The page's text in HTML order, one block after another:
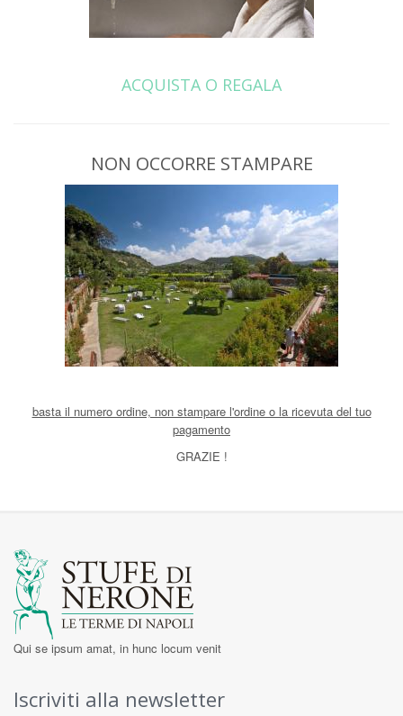
ACQUISTA O REGALA
NON OCCORRE STAMPARE
basta il numero ordine, non stampare l'ordine o la ricevuta del tuo
pagamento
GRAZIE !
Qui se ipsum amat, in hunc locum venit
Iscriviti alla newsletter